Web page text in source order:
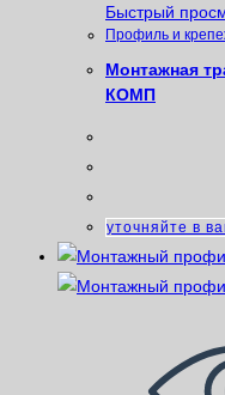
Быстрый
Профиль и
Монтажная
КОМП
уточняйте в